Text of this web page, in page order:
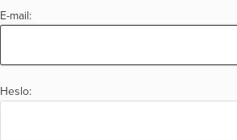
E-mail:
Heslo: